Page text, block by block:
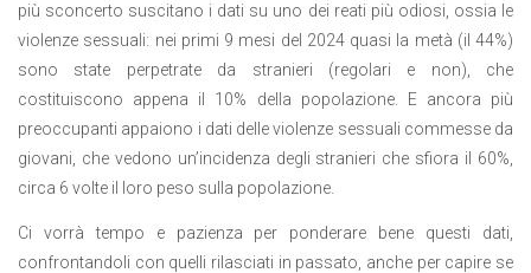
più sconcerto suscitano i dati su uno dei reati più odiosi, ossia le
violenze sessuali: nei primi 9 mesi del 2024 quasi la metà (il 44%)
sono state perpetrate da stranieri (regolari e non), che
costituiscono appena il 10% della popolazione. E ancora più
preoccupanti appaiono i dati delle violenze sessuali commesse da
giovani, che vedono un’incidenza degli stranieri che sfiora il 60%,
circa 6 volte il loro peso sulla popolazione.
Ci vorrà tempo e pazienza per ponderare bene questi dati,
confrontandoli con quelli rilasciati in passato, anche per capire se